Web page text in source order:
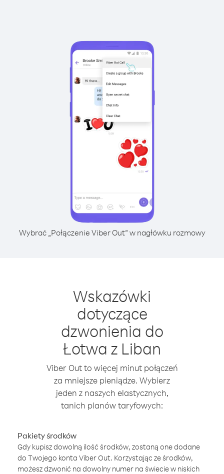
Wybrać „Połączenie Viber Out” w nagłówku rozmowy
Wskazówki
dotyczące
dzwonienia do
Łotwa z Liban
Viber Out to więcej minut połączeń
za mniejsze pieniądze. Wybierz
jeden z naszych elastycznych,
tanich planów taryfowych:
Pakiety środków
Gdy kupisz dowolną ilość środków, zostaną one dodane
do Twojego konta Viber Out. Korzystając ze środków,
możesz dzwonić na dowolny numer na świecie w niskich